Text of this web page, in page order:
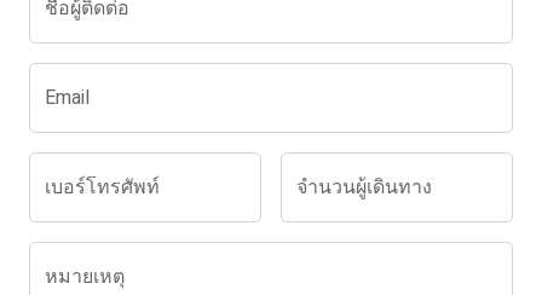
ชื่อผู้ติดต่อ
Email
เบอร์โทรศัพท์ จำนวนผู้เดินทาง
หมายเหตุ